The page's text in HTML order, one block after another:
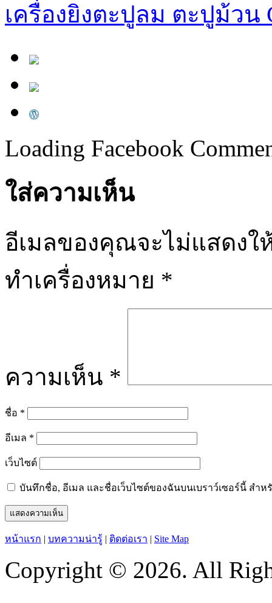
เครื่องยิงตะปูลม ตะปูม้วน
Loading Facebook
ใส่ความเห็น
อีเมลของคุณจะไม่แสดงใ
ทำเครื่องหมาย *
ความเห็น *
ชื่อ *
อีเมล *
เว็บไซต์
บันทึกชื่อ, อีเมล และชื่อเว็บไซต์ของฉันบนเบราว์เซอร์นี้ สำห
หน้าแรก | บทความน่ารู้ | ติดต่อเรา | Site Map
Copyright © 2026. All